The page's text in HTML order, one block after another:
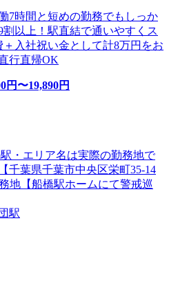
7時間と短めの勤務でもしっか
以上！駅直結で通いやすくス
＋入社祝い金として計8万円をお
行直帰OK
円〜19,890円
・エリア名は実際の勤務地で
千葉県千葉市中央区栄町35-14
地【船橋駅ホームにて警戒巡
駅